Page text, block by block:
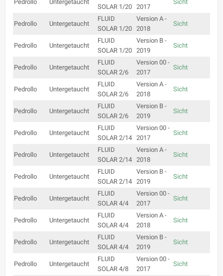
Pedrollo Untergetaucht
SOLAR 1/20 2017
Sicht
Pedrollo Untergetaucht
FLUID
SOLAR 1/20
Version A -
2018
Sicht
Pedrollo Untergetaucht
FLUID
SOLAR 1/20
Version B -
2019
Sicht
Pedrollo Untergetaucht
FLUID
SOLAR 2/6
Version 00 -
2017
Sicht
Pedrollo Untergetaucht
FLUID
SOLAR 2/6
Version A -
2018
Sicht
Pedrollo Untergetaucht
FLUID
SOLAR 2/6
Version B -
2019
Sicht
Pedrollo Untergetaucht
FLUID
SOLAR 2/14
Version 00 -
2017
Sicht
Pedrollo Untergetaucht
FLUID
SOLAR 2/14
Version A -
2018
Sicht
Pedrollo Untergetaucht
FLUID
SOLAR 2/14
Version B -
2019
Sicht
Pedrollo Untergetaucht
FLUID
SOLAR 4/4
Version 00 -
2017
Sicht
Pedrollo Untergetaucht
FLUID
SOLAR 4/4
Version A -
2018
Sicht
Pedrollo Untergetaucht
FLUID
SOLAR 4/4
Version B -
2019
Sicht
Pedrollo Untergetaucht
FLUID
SOLAR 4/8
Version 00 -
2017
Sicht